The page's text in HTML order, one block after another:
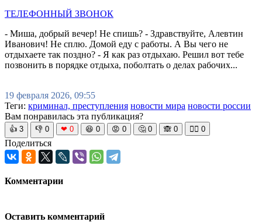
ТЕЛЕФОННЫЙ ЗВОНОК
- Миша, добрый вечер! Не спишь? - Здравствуйте, Алевтин
Иванович! Не сплю. Домой еду с работы. А Вы чего не
отдыхаете так поздно? - Я как раз отдыхаю. Решил вот тебе
позвонить в порядке отдыха, поболтать о делах рабочих...
19 февраля 2026, 09:55
Теги: криминал, преступления новости мира новости россии
Вам понравилась эта публикация?
👍 3 👎 0 ❤ 0 😆 0 😡 0 🤔 0 🙈 0 🧘‍♀️ 0
Поделиться
Комментарии
Оставить комментарий